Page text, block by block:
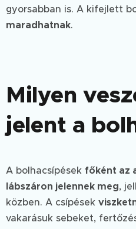
gyorsabban is. A kifejlett
maradhatnak.
Milyen
jelent a
A bolhacsípések főként az
lábszáron jelennek meg,
közben. A csípések
vakarásuk sebeket,